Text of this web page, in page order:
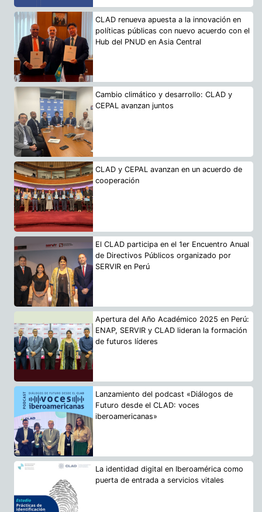
CLAD renueva apuesta a la innovación en
políticas públicas con nuevo acuerdo con el
Hub del PNUD en Asia Central
Cambio climático y desarrollo: CLAD y
CEPAL avanzan juntos
CLAD y CEPAL avanzan en un acuerdo de
cooperación
El CLAD participa en el 1er Encuentro Anual
de Directivos Públicos organizado por
SERVIR en Perú
Apertura del Año Académico 2025 en Perú:
ENAP, SERVIR y CLAD lideran la formación
de futuros líderes
Lanzamiento del podcast «Diálogos de
Futuro desde el CLAD: voces
iberoamericanas»
La identidad digital en Iberoamérica como
puerta de entrada a servicios vitales